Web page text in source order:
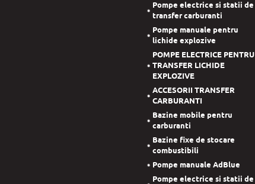
Pompe electrice si statii de
transfer carburanti
Pompe manuale pentru
lichide explozive
POMPE ELECTRICE PENTRU
TRANSFER LICHIDE
EXPLOZIVE
ACCESORII TRANSFER
CARBURANTI
Bazine mobile pentru
carburanti
Bazine fixe de stocare
combustibili
Pompe manuale AdBlue
Pompe electrice si statii de